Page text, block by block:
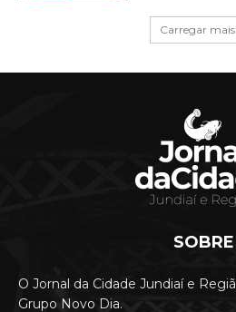
Carregar mais
SOBRE
O Jornal da Cidade Jundiaí e
Grupo Novo Dia.